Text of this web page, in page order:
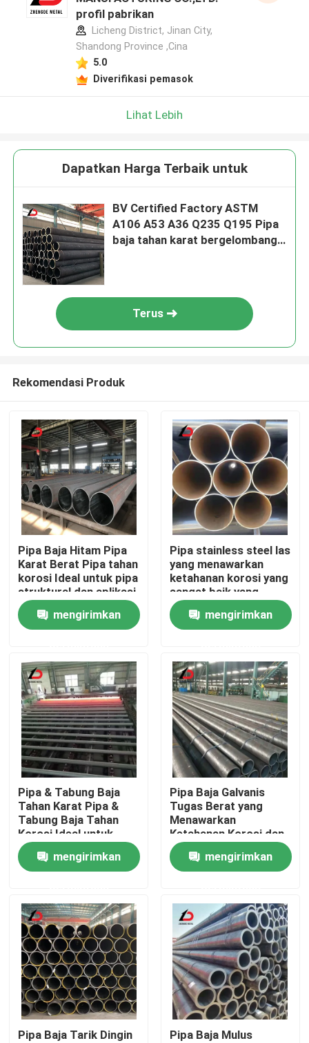
Produk
Video
Tentang Kami
Tur Pabrik
Kontrol Kualitas
Berita
Kasus-kasus
Minta Kutipan
Koil Baja Galvanis
profil pabrikan
Licheng District, Jinan City,
Shandong Province ,Cina
5.0
Diverifikasi pemasok
Lihat Lebih
Dapatkan Harga Terbaik untuk
BV Certified Factory ASTM
A106 A53 A36 Q235 Q195 Pipa
baja tahan karat bergelombang
Terus
Rekomendasi Produk
Pipa Baja Hitam Pipa
Karat Berat Pipa tahan
korosi Ideal untuk pipa
struktural dan aplikasi
konstruksi
mengirimkan
Pipa stainless steel las
yang menawarkan
ketahanan korosi yang
sangat baik yang
cocok untuk sistem
pasokan air dan irigasi
mengirimkan
Pipa & Tabung Baja
Tahan Karat Pipa &
Tabung Baja Tahan
Korosi Ideal untuk
Pemrosesan Kimia dan
Sistem Industri
mengirimkan
Pipa Baja Galvanis
Tugas Berat yang
Menawarkan
Ketahanan Korosi dan
Ketahanan Mekanis
yang Luar Biasa untuk
Proyek Industri
mengirimkan
Pipa Baja Tarik Dingin
Pipa Baja Mulus